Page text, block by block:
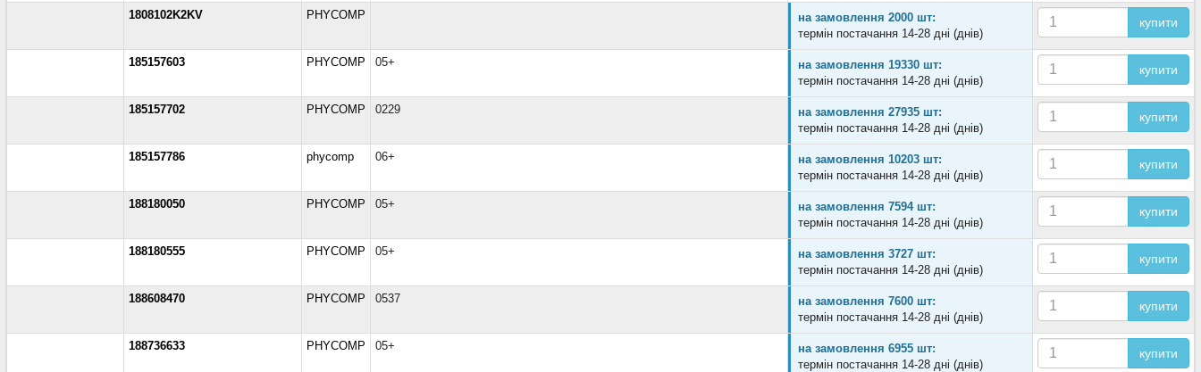
1808102K2KV PHYCOMP
на замовлення 2000 шт:
термін постачання 14-28 дні (днів)
купити
185157603 PHYCOMP 05+
на замовлення 19330 шт:
термін постачання 14-28 дні (днів)
купити
185157702 PHYCOMP 0229
на замовлення 27935 шт:
термін постачання 14-28 дні (днів)
купити
185157786 phycomp 06+
на замовлення 10203 шт:
термін постачання 14-28 дні (днів)
купити
188180050 PHYCOMP 05+
на замовлення 7594 шт:
термін постачання 14-28 дні (днів)
купити
188180555 PHYCOMP 05+
на замовлення 3727 шт:
термін постачання 14-28 дні (днів)
купити
188608470 PHYCOMP 0537
на замовлення 7600 шт:
термін постачання 14-28 дні (днів)
купити
188736633 PHYCOMP 05+
на замовлення 6955 шт:
термін постачання 14-28 дні (днів)
купити